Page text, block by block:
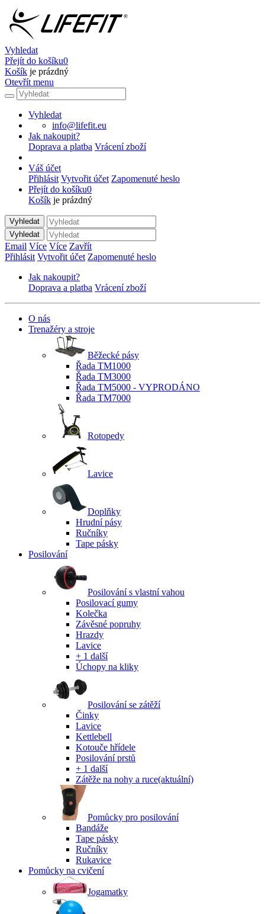
Vyhledat
Přejít do košíku0
Košík je prázdný
Otevřít menu
Vyhledat
info@lifefit.eu
Jak nakoupit?
Doprava a platba Vrácení zboží
Váš účet
Přihlásit Vytvořit účet Zapomenuté heslo
Přejít do košíku0
Košík je prázdný
Vyhledat
Vyhledat
Email Více Více Zavřít
Přihlásit Vytvořit účet Zapomenuté heslo
Jak nakoupit?
Doprava a platba Vrácení zboží
O nás
Trenažéry a stroje
Běžecké pásy
Řada TM1000
Řada TM3000
Řada TM5000 - VYPRODÁNO
Řada TM7000
Rotopedy
Lavice
Doplňky
Hrudní pásy
Ručníky
Tape pásky
Posilování
Posilování s vlastní vahou
Posilovací gumy
Kolečka
Závěsné popruhy
Hrazdy
Lavice
+ 1 další
Úchopy na kliky
Posilování se zátěží
Činky
Lavice
Kettlebell
Kotouče hřídele
Posilování prstů
+ 1 další
Zátěže na nohy a ruce(aktuální)
Pomůcky pro posilování
Bandáže
Tape pásky
Ručníky
Rukavice
Pomůcky na cvičení
Jogamatky